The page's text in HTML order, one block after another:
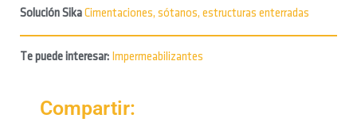
Solución Sika Cimentaciones, sótanos, estructuras enterradas
Te puede interesar: Impermeabilizantes
Compartir: